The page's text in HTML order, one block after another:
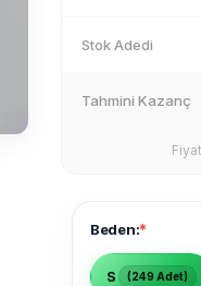
Stok Adedi
Tahmini Kazanç
Beden:*
S (249 Adet)